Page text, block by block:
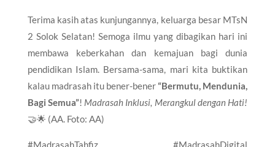
​Terima kasih atas kunjungannya, keluarga besar MTsN
2 Solok Selatan! Semoga ilmu yang dibagikan hari ini
membawa keberkahan dan kemajuan bagi dunia
pendidikan Islam. Bersama-sama, mari kita buktikan
kalau madrasah itu bener-bener“Bermutu, Mendunia,
Bagi Semua”! Madrasah Inklusi, Merangkul dengan Hati!
🤝🌟 (AA. Foto: AA)
​#MadrasahTahfiz #MadrasahDigital